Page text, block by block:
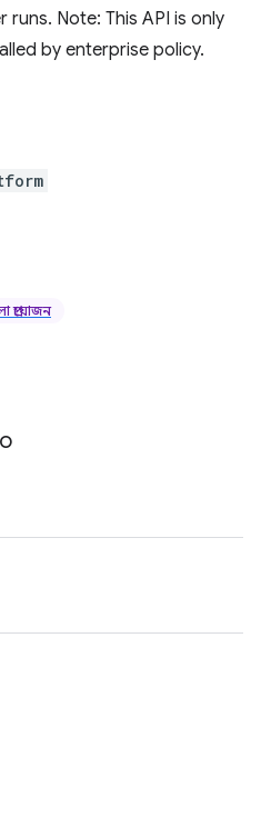
Note: This API is only
by enterprise policy.
প্রয়োজন